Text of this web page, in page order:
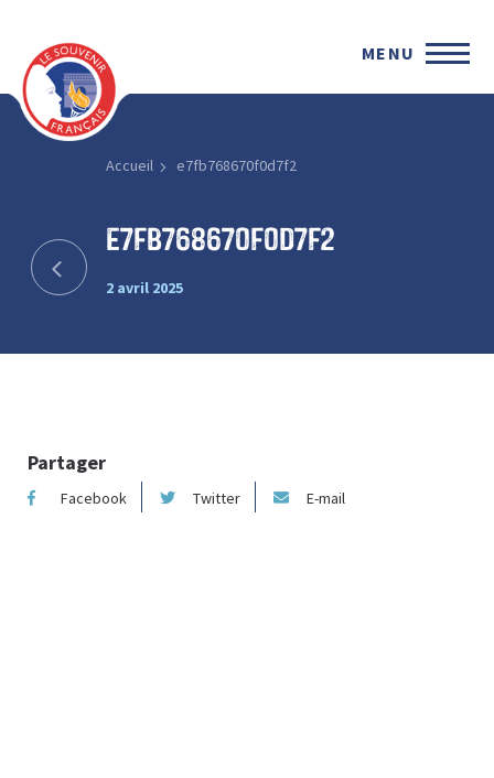
MENU
Accueil e7fb768670f0d7f2
e7fb768670f0d7f2
2 avril 2025
Partager
Facebook Twitter E-mail